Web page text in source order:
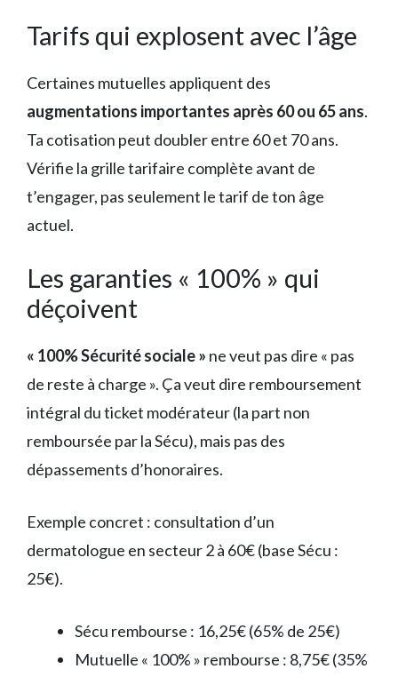
Tarifs qui explosent avec l’âge
Certaines mutuelles appliquent des
augmentations importantes après 60 ou 65 ans.
Ta cotisation peut doubler entre 60 et 70 ans.
Vérifie la grille tarifaire complète avant de
t’engager, pas seulement le tarif de ton âge
actuel.
Les garanties « 100% » qui
déçoivent
« 100% Sécurité sociale » ne veut pas dire « pas
de reste à charge ». Ça veut dire remboursement
intégral du ticket modérateur (la part non
remboursée par la Sécu), mais pas des
dépassements d’honoraires.
Exemple concret : consultation d’un
dermatologue en secteur 2 à 60€ (base Sécu :
25€).
Sécu rembourse : 16,25€ (65% de 25€)
Mutuelle « 100% » rembourse : 8,75€ (35%